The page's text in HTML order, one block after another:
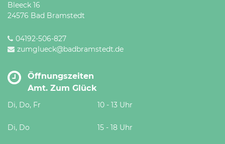
Bleeck 16
24576 Bad Bramstedt
04192-506-827
zumglueck@badbramstedt.de
Öffnungszeiten
Amt. Zum Glück
Di, Do, Fr 10 - 13 Uhr
Di, Do 15 - 18 Uhr